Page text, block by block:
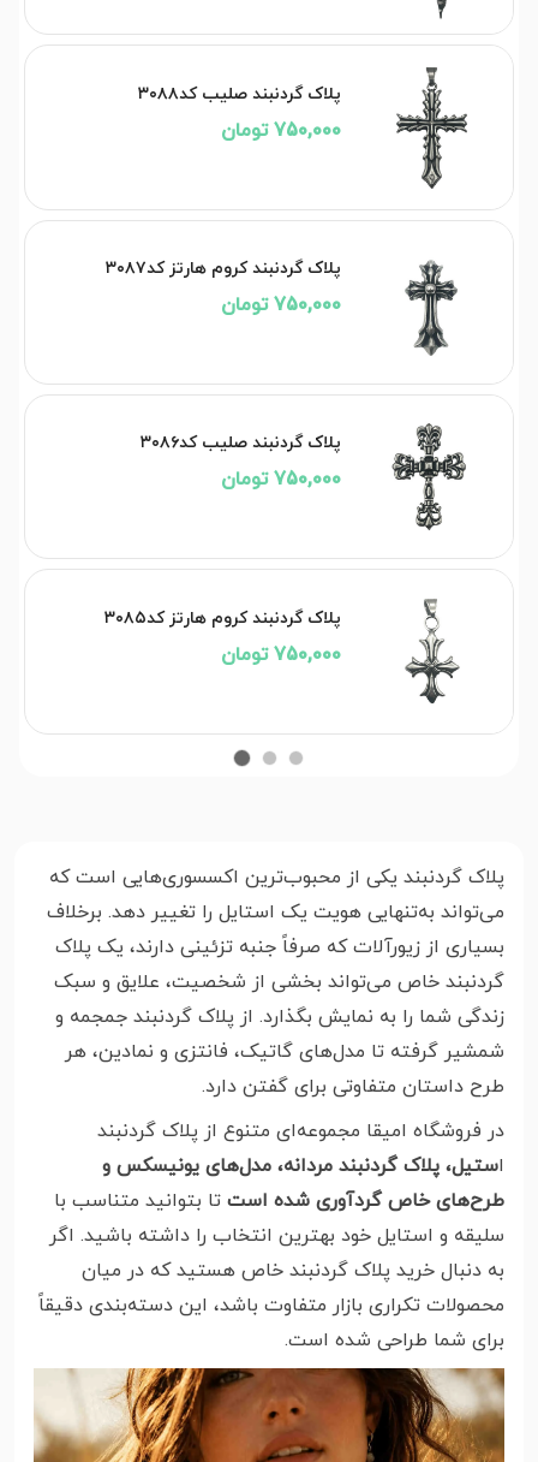
پلاک گردنبند صلیب کد۳۰۸۸
750,000 تومان
پلاک گردنبند کروم هارتز کد۳۰۸۷
750,000 تومان
پلاک گردنبند صلیب کد۳۰۸۶
750,000 تومان
پلاک گردنبند کروم هارتز کد۳۰۸۵
750,000 تومان
پلاک گردنبند یکی از محبوب‌ترین اکسسوری‌هایی است که
می‌تواند به‌تنهایی هویت یک استایل را تغییر دهد. برخلاف
بسیاری از زیورآلات که صرفاً جنبه تزئینی دارند، یک پلاک
گردنبند خاص می‌تواند بخشی از شخصیت، علایق و سبک
زندگی شما را به نمایش بگذارد. از پلاک گردنبند جمجمه و
شمشیر گرفته تا مدل‌های گاتیک، فانتزی و نمادین، هر
طرح داستان متفاوتی برای گفتن دارد.
در فروشگاه امیقا مجموعه‌ای متنوع از پلاک گردنبند
استیل، پلاک گردنبند مردانه، مدل‌های یونیسکس و
طرح‌های خاص گردآوری شده است تا بتوانید متناسب با
سلیقه و استایل خود بهترین انتخاب را داشته باشید. اگر
به دنبال خرید پلاک گردنبند خاص هستید که در میان
محصولات تکراری بازار متفاوت باشد، این دسته‌بندی دقیقاً
برای شما طراحی شده است.